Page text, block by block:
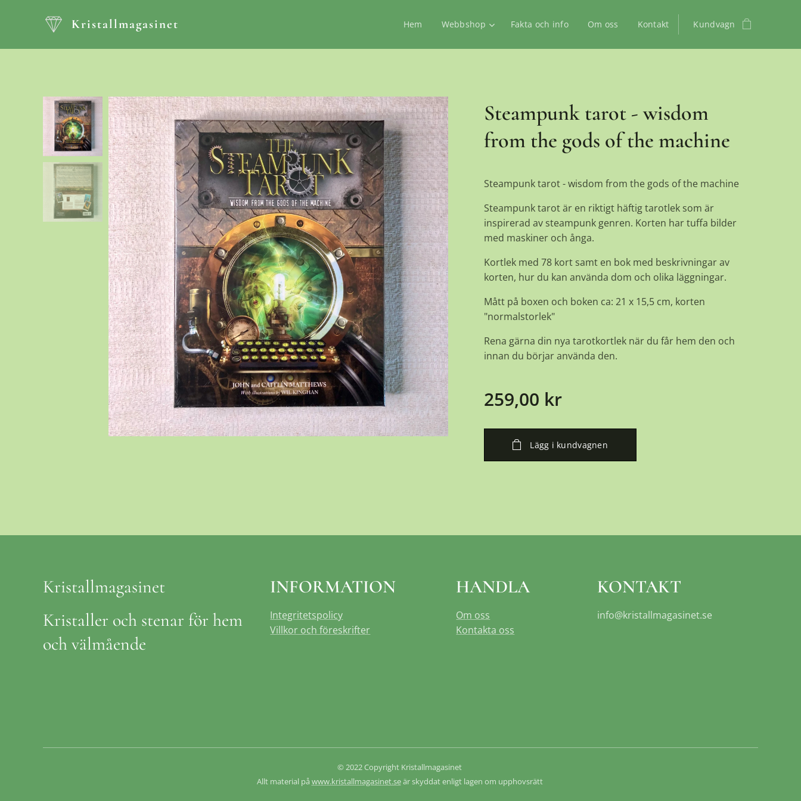
Kristallmagasinet Hem Webbshop Fakta och info Om oss Kontakt Kundvagn
Steampunk tarot - wisdom
from the gods of the machine
Steampunk tarot - wisdom from the gods of the machine
Steampunk tarot är en riktigt häftig tarotlek som är
inspirerad av steampunk genren. Korten har tuffa bilder
med maskiner och ånga.
Kortlek med 78 kort samt en bok med beskrivningar av
korten, hur du kan använda dom och olika läggningar.
Mått på boxen och boken ca: 21 x 15,5 cm, korten
"normalstorlek"
Rena gärna din nya tarotkortlek när du får hem den och
innan du börjar använda den.
259,00 kr
Lägg i kundvagnen
Kristallmagasinet
Kristaller och stenar för hem
och välmående
INFORMATION
Integritetspolicy
Villkor och föreskrifter
HANDLA
Om oss
Kontakta oss
KONTAKT
info@kristallmagasinet.se
© 2022 Copyright Kristallmagasinet
Allt material på www.kristallmagasinet.seär skyddat enligt lagen om upphovsrätt